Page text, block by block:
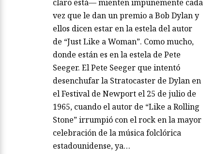
claro está— mienten impunemente cada
vez que le dan un premio a Bob Dylan y
ellos dicen estar en la estela del autor
de “Just Like a Woman”. Como mucho,
donde están es en la estela de Pete
Seeger. El Pete Seeger que intentó
desenchufar la Stratocaster de Dylan en
el Festival de Newport el 25 de julio de
1965, cuando el autor de “Like a Rolling
Stone” irrumpió con el rock en la mayor
celebración de la música folclórica
estadounidense, ya…